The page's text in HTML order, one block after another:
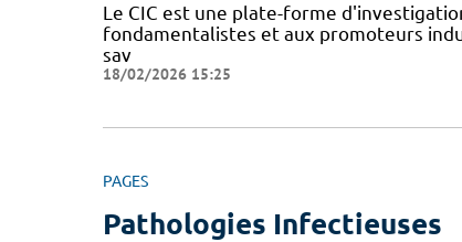
Le CIC est une plate-forme
fondamentalistes et aux promoteurs
sav
18/02/2026 15:25
PAGES
Pathologies Infectieuses